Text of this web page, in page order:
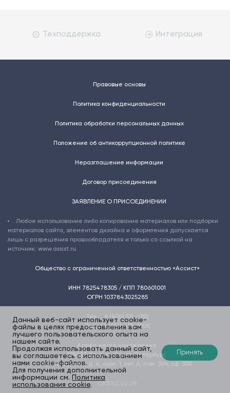
Данный веб-сайт использует cookie-
файлы в целях предоставления вам
лучшего пользовательского опыта на
нашем сайте.
Продолжая использовать данный сайт,
вы соглашаетесь с использованием
нами cookie-файлов.
Для получения дополнительной
информации см. Политика
использования cookie.
Принять
Техподдержка Интеграция
Общество с ограниченной ответственностью «Ассист»
ИНН 7825478305 / КПП 780601001
ОГРН 1037843025285
Тел.:
8 (800) 511-6355
Тел.:+7 (812) 438-1000
Адрес места нахождения:
195027,Россия, Санкт-Петербург,
пр-т Шаумяна, д. 4, корп. 1, лит. А, пом. 35Н, оф. 308
Правовые основы
Политика конфиденциальности
Политика обработки персональных данных
Положение об антикоррупционной политике
Неразглашение информации
Договор присоединения
ЗАЯВЛЕНИЕ О ПРИСОЕДИНЕНИИ
Любое использование либо копирование материалов или подборки
материалов сайта, элементов дизайна и оформления допускается
лишь с разрешения правообладателя и только со ссылкой на
источник: www.assist.ru.